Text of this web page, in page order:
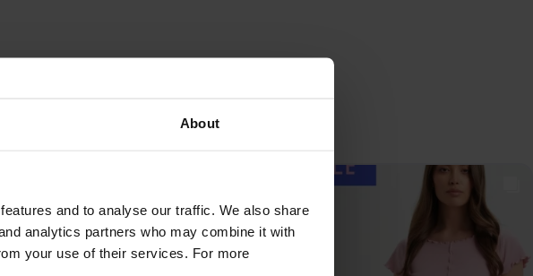
About
and to analyse our traffic. We also share
analytics partners who may combine it with
your use of their services. For more